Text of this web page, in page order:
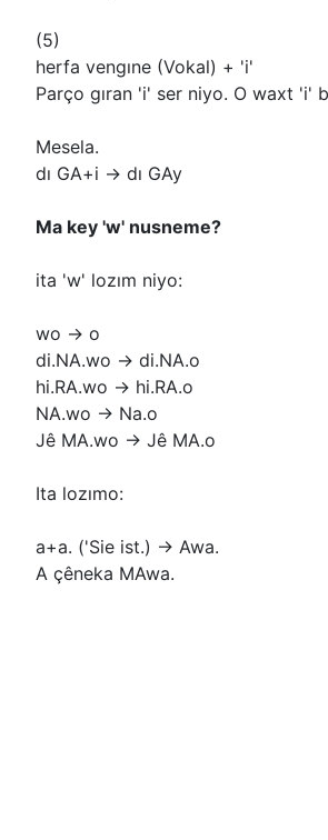
(5)
herfa vengıne (Vokal) + 'i'
Parço gıran 'i' ser niyo. O waxt 'i'
Mesela.
dı GA+i -> dı GAy
Ma key 'w' nusneme?
ita 'w' lozım niyo:
wo -> o
di.NA.wo -> di.NA.o
hi.RA.wo -> hi.RA.o
NA.wo -> Na.o
Jê MA.wo -> Jê MA.o
Ita lozımo:
a+a. ('Sie ist.) -> Awa.
A çêneka MAwa.